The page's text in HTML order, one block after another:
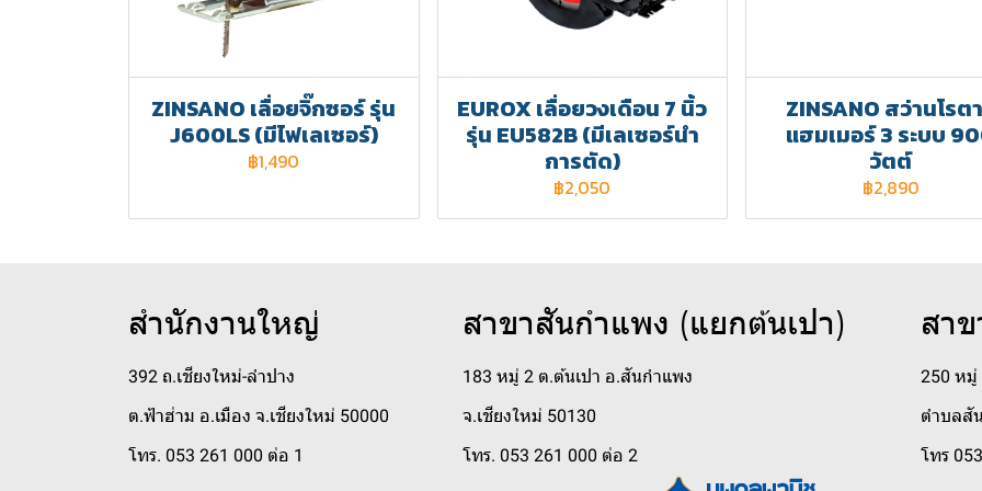
ZINSANO เลื่อยจิ๊กซอร์ รุ่น
J600LS (มีไฟเลเซอร์)
฿1,490
EUROX เลื่อยวงเดือน 7 นิ้ว
รุ่น EU582B (มีเลเซอร์นำ
การตัด)
฿2,050
ZINSANO สว่านโรต
แฮมเมอร์ 3 ระบบ
วัตต์
฿2,890
สำนักงานใหญ่
392 ถ.เชียงใหม่-ลำปาง
ต.ฟ้าฮ่าม อ.เมือง จ.เชียงใหม่ 50000
โทร. 053 261 000 ต่อ 1
สาขาสันกำแพง (แยกต้นเปา)
183 หมู่ 2 ต.ต้นเปา อ.สันกำแพง
จ.เชียงใหม่ 50130
โทร. 053 261 000 ต่อ 2
สา
250 หมู่
ตำบลสั
โทร